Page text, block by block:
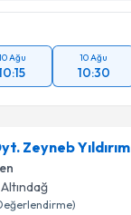
Ağu 10 Ağu
10:30
Zeyneb Yıldırım
Altındağ